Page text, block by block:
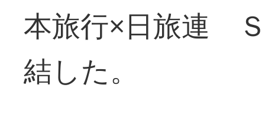
本旅行×日旅連
結した。